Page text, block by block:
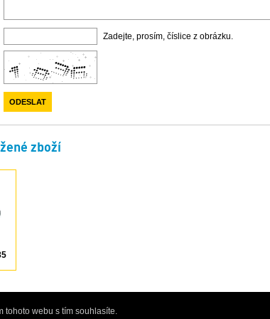
Zadejte, prosím, číslice z obrázku.
zboží
elektrického a ručního nářadí, obchod pro kutily i profesionály -
tohoto webu s tím souhlasíte.